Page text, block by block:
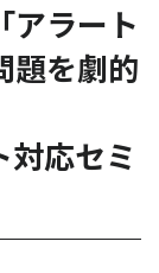
アラート
題を劇的
応セミ